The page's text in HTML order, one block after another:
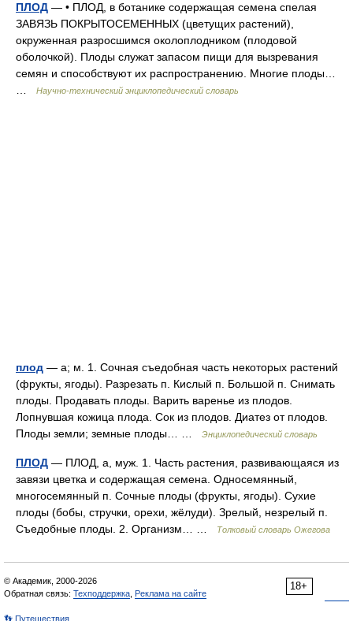
ПЛОД — • ПЛОД, в ботанике содержащая семена спелая
ЗАВЯЗЬ ПОКРЫТОСЕМЕННЫХ (цветущих растений),
окруженная разросшимся околоплодником (плодовой
оболочкой). Плоды служат запасом пищи для вызревания
семян и способствуют их распространению. Многие плоды…
Научно-технический энциклопедический словарь
плод — а; м. 1. Сочная съедобная часть некоторых растений
(фрукты, ягоды). Разрезать п. Кислый п. Большой п. Снимать
плоды. Продавать плоды. Варить варенье из плодов.
Лопнувшая кожица плода. Сок из плодов. Диатез от плодов.
Плоды земли; земные плоды… …
Энциклопедический словарь
ПЛОД — ПЛОД, а, муж. 1. Часть растения, развивающаяся из
завязи цветка и содержащая семена. Односемянный,
многосемянный п. Сочные плоды (фрукты, ягоды). Сухие
плоды (бобы, стручки, орехи, жёлуди). Зрелый, незрелый п.
Съедобные плоды. 2. Организм… …
Толковый словарь Ожегова
18+
© Академик, 2000-2026
Обратная связь: Техподдержка Реклама на сайте
👣 Путешествия